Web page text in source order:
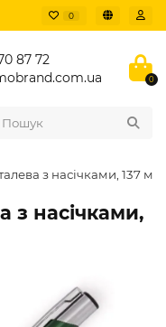
0
87 72
0
з насічками, 137 мм
з насічками,